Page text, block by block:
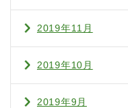
2019年11月
2019年10月
2019年9月